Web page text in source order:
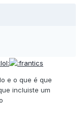
e o que é que
incluiste um